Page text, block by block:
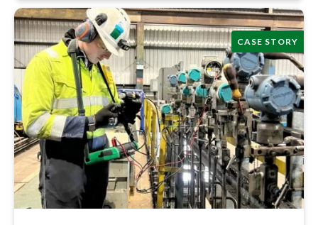
CASE STORY